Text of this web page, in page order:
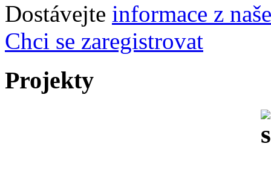
Dostávejte informace z
Chci se zaregistrovat
Projekty